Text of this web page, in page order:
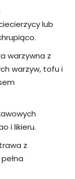
lub
warzywna z
warzyw, tofu i
i likieru.
z